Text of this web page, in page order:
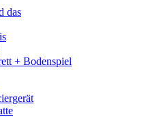
das
+ Bodenspiel